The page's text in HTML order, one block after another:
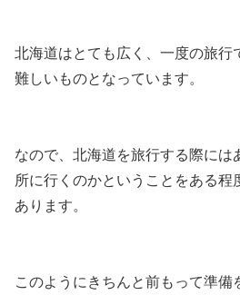
北海道はとても広く、一度の旅行
難しいものとなっています。
なので、北海道を旅行する際には
所に行くのかということをある程
あります。
このようにきちんと前もって準備